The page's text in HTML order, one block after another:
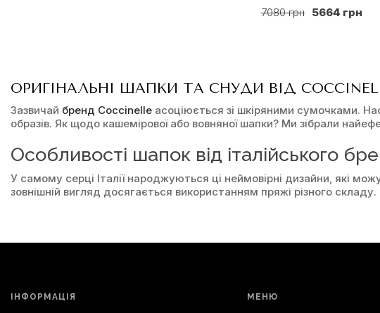
7080 грн 5664 грн
ОРИГІНАЛЬНІ ШАПКИ ТА СНУДИ ВІД
Зазвичай бренд Coccinelle асоціюється зі шкіряними сумочками.
образів. Як щодо кашемірової або вовняної шапки? Ми зібрали
Особливості шапок від італійського
У самому серці Італії народжуються ці неймовірні дизайни, які
зовнішній вигляд досягається використанням пряжі різного складу.
теплі та невагомі;
ІНФОРМАЦІЯ МЕНЮ